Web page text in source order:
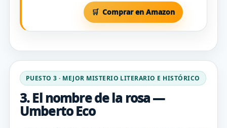
Comprar en Amazon
PUESTO 3 · MEJOR MISTERIO LITERARIO E HISTÓRICO
3. El nombre de la rosa —
Umberto Eco